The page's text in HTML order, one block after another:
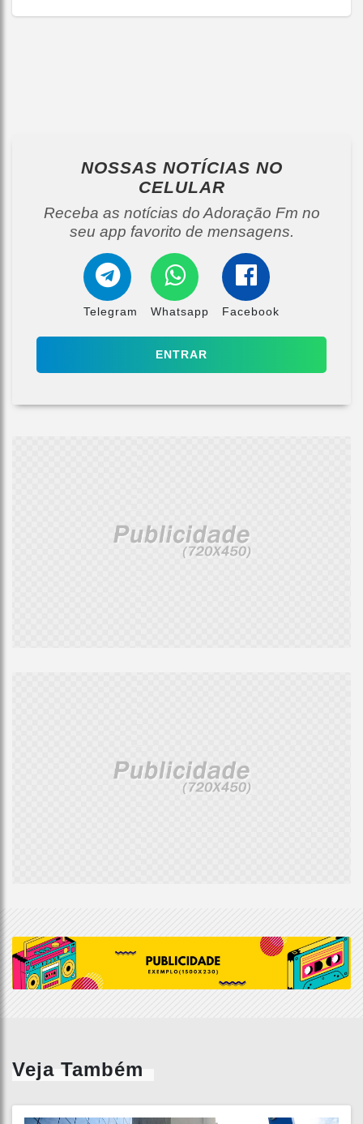
NOSSAS NOTÍCIAS NO
CELULAR
Receba as notícias do Adoração Fm no
seu app favorito de mensagens.
Telegram Whatsapp Facebook
ENTRAR
Veja Também